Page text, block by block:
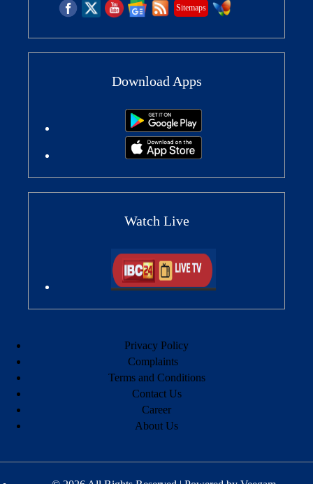
Sitemaps
Download Apps
Watch Live
Privacy Policy
Complaints
Terms and Conditions
Contact Us
Career
About Us